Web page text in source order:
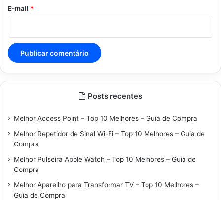
*
E-mail *
Posts recentes
Melhor Access Point – Top 10 Melhores – Guia de Compra
Melhor Repetidor de Sinal Wi-Fi – Top 10 Melhores – Guia de
Compra
Melhor Pulseira Apple Watch – Top 10 Melhores – Guia de
Compra
Melhor Aparelho para Transformar TV – Top 10 Melhores –
Guia de Compra